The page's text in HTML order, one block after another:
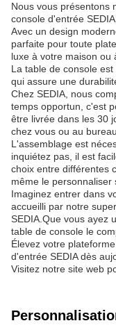
Nous vous présentons
console d'entrée SEDIA.
Avec un design
parfaite pour toute
luxe à votre maison ou
La table de console
qui assure une
Chez SEDIA, nous
temps opportun, c'est
être livrée dans les 30
chez vous ou au
L'assemblage est
inquiétez pas, il est
choix entre différentes
même le personnaliser
Imaginez entrer dans
accueilli par notre
SEDIA.Que vous ayez
table de console le
Élevez votre
d'entrée SEDIA dès
Visitez notre site web